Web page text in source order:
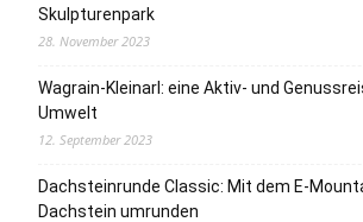
Skulpturenpark
28. November 2023
Wagrain-Kleinarl: eine Aktiv- und
Umwelt
12. September 2023
Dachsteinrunde Classic: Mit dem E-
Dachstein umrunden